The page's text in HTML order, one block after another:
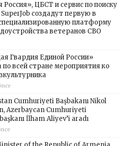
Россия», ЦБСТ и сервис по поиску
создадут первую в
платформу
ветеранов СВО
Гвардия Единой России»
по всей стране мероприятия ко
Cumhuriyeti Başbakanı Nikol
Azerbaycan Cumhuriyeti
İlham Aliyev’i aradı